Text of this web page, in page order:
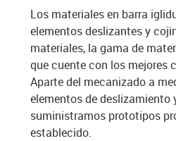
Los materiales en barra
elementos deslizantes y
materiales, la gama de
que cuente con los mejores
Aparte del mecanizado a
elementos de deslizamiento
suministramos prototipos
establecido.